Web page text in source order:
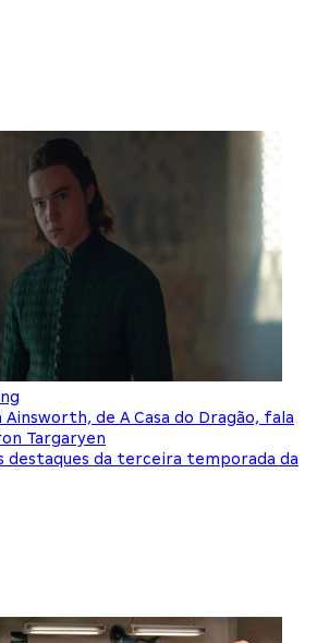
de A Casa do Dragão, fala
Targaryen
destaques da terceira temporada da